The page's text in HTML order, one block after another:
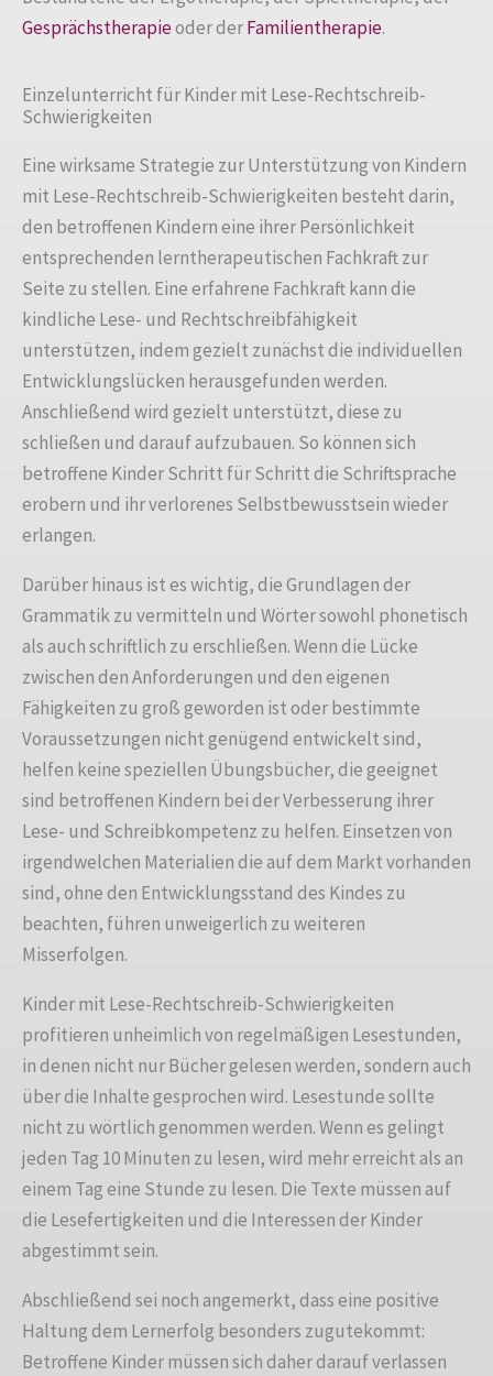
Gesprächstherapieoder derFamilientherapie.
Einzelunterricht für Kinder mit Lese-Rechtschreib-
Schwierigkeiten
Eine wirksame Strategie zur Unterstützung von Kindern
mit Lese-Rechtschreib-Schwierigkeiten besteht darin,
den betroffenen Kindern eine ihrer Persönlichkeit
entsprechenden lerntherapeutischen Fachkraft zur
Seite zu stellen. Eine erfahrene Fachkraft kann die
kindliche Lese- und Rechtschreibfähigkeit
unterstützen, indem gezielt zunächst die individuellen
Entwicklungslücken herausgefunden werden.
Anschließend wird gezielt unterstützt, diese zu
schließen und darauf aufzubauen. So können sich
betroffene Kinder Schritt für Schritt die Schriftsprache
erobern und ihr verlorenes Selbstbewusstsein wieder
erlangen.
Darüber hinaus ist es wichtig, die Grundlagen der
Grammatik zu vermitteln und Wörter sowohl phonetisch
als auch schriftlich zu erschließen. Wenn die Lücke
zwischen den Anforderungen und den eigenen
Fähigkeiten zu groß geworden ist oder bestimmte
Voraussetzungen nicht genügend entwickelt sind,
helfen keine speziellen Übungsbücher, die geeignet
sind betroffenen Kindern bei der Verbesserung ihrer
Lese- und Schreibkompetenz zu helfen. Einsetzen von
irgendwelchen Materialien die auf dem Markt vorhanden
sind, ohne den Entwicklungsstand des Kindes zu
beachten, führen unweigerlich zu weiteren
Misserfolgen.
Kinder mit Lese-Rechtschreib-Schwierigkeiten
profitieren unheimlich von regelmäßigen Lesestunden,
in denen nicht nur Bücher gelesen werden, sondern auch
über die Inhalte gesprochen wird. Lesestunde sollte
nicht zu wörtlich genommen werden. Wenn es gelingt
jeden Tag 10 Minuten zu lesen, wird mehr erreicht als an
einem Tag eine Stunde zu lesen. Die Texte müssen auf
die Lesefertigkeiten und die Interessen der Kinder
abgestimmt sein.
Abschließend sei noch angemerkt, dass eine positive
Haltung dem Lernerfolg besonders zugutekommt:
Betroffene Kinder müssen sich daher darauf verlassen